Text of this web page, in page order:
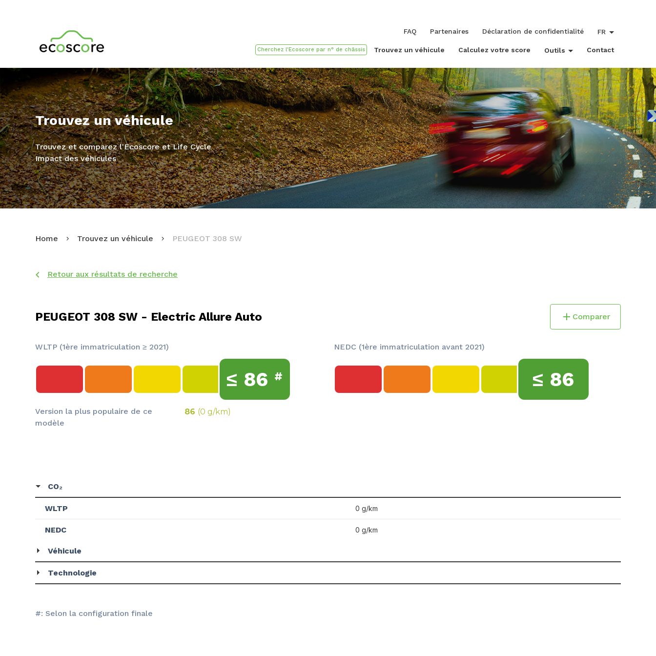
Trouvez un véhicule Calculez votre score Outils Contact
FAQ Partenaires Déclaration de confidentialité FR
Trouvez un véhicule
Trouvez et comparez l'Ecoscore et Life Cycle
Impact des véhicules
Home Trouvez un véhicule PEUGEOT 308 SW
Retour aux résultats de recherche
PEUGEOT 308 SW - Electric Allure Auto Comparer
WLTP (1ère immatriculation ≥ 2021)
≤ 86 #
Version la plus populaire de ce
modèle
86 (0 g/km)
NEDC (1ère immatriculation avant 2021)
≤ 86
CO₂
WLTP 0 g/km
NEDC 0 g/km
Véhicule
Technologie
#: Selon la configuration finale